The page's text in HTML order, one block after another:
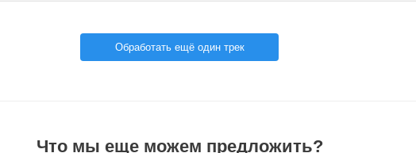
Обработать ещё один трек
Что мы еще можем предложить?